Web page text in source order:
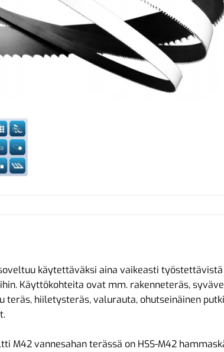
soveltuu käytettäväksi aina vaikeasti
Käyttökohteita ovat mm. rakenneteräs,
teräs, hiiletysteräs, valurauta, ohutseinäinen
M42 vannesahan terässä on HSS-M42